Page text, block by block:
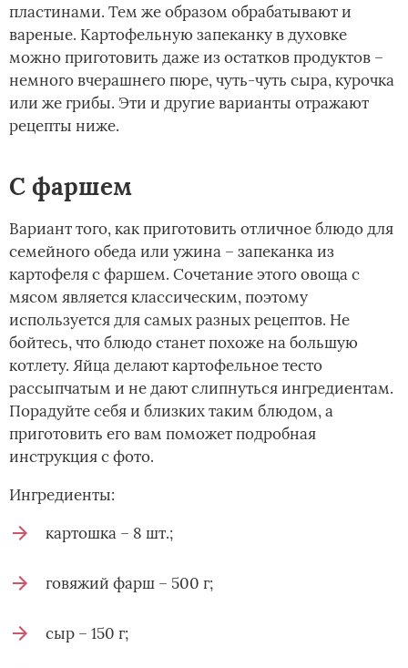
пластинами. Тем же образом обрабатывают и
вареные. Картофельную запеканку в духовке
можно приготовить даже из остатков продуктов –
немного вчерашнего пюре, чуть-чуть сыра, курочка
или же грибы. Эти и другие варианты отражают
рецепты ниже.
С фаршем
Вариант того, как приготовить отличное блюдо для
семейного обеда или ужина – запеканка из
картофеля с фаршем. Сочетание этого овоща с
мясом является классическим, поэтому
используется для самых разных рецептов. Не
бойтесь, что блюдо станет похоже на большую
котлету. Яйца делают картофельное тесто
рассыпчатым и не дают слипнуться ингредиентам.
Порадуйте себя и близких таким блюдом, а
приготовить его вам поможет подробная
инструкция с фото.
Ингредиенты:
картошка – 8 шт.;
говяжий фарш – 500 г;
сыр – 150 г;